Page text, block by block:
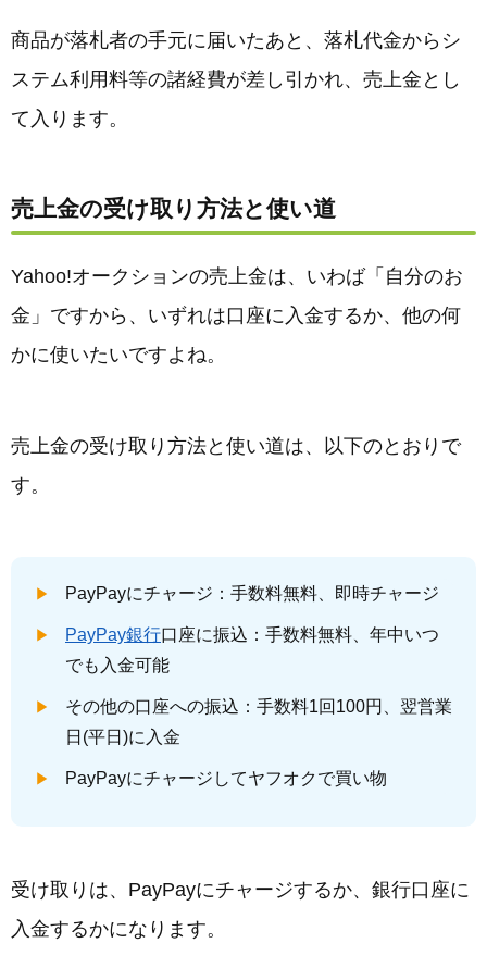
商品が落札者の手元に届いたあと、落札代金からシ
ステム利用料等の諸経費が差し引かれ、売上金とし
て入ります。
売上金の受け取り方法と使い道
Yahoo!オークションの売上金は、いわば「自分のお
金」ですから、いずれは口座に入金するか、他の何
かに使いたいですよね。
売上金の受け取り方法と使い道は、以下のとおりで
す。
PayPayにチャージ：手数料無料、即時チャージ
PayPay銀行口座に振込：手数料無料、年中いつ
でも入金可能
その他の口座への振込：手数料1回100円、翌営業
日(平日)に入金
PayPayにチャージしてヤフオクで買い物
受け取りは、PayPayにチャージするか、銀行口座に
入金するかになります。